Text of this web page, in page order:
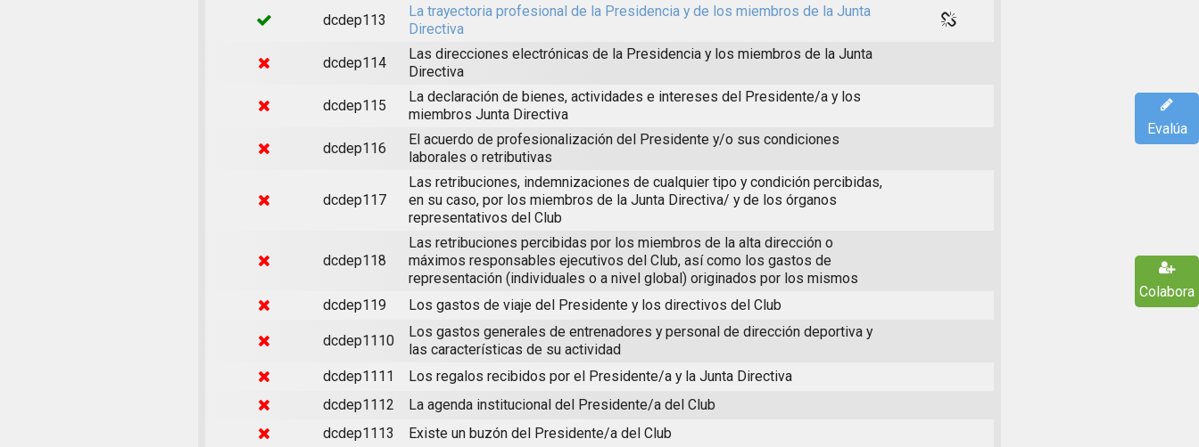
dcdep113
La trayectoria profesional de la Presidencia y de los miembros de la Junta
Directiva
dcdep114
Las direcciones electrónicas de la Presidencia y los miembros de la Junta
Directiva
dcdep115
La declaración de bienes, actividades e intereses del Presidente/a y los
miembros Junta Directiva
dcdep116
El acuerdo de profesionalización del Presidente y/o sus condiciones
laborales o retributivas
dcdep117
Las retribuciones, indemnizaciones de cualquier tipo y condición percibidas,
en su caso, por los miembros de la Junta Directiva/ y de los órganos
representativos del Club
dcdep118
Las retribuciones percibidas por los miembros de la alta dirección o
máximos responsables ejecutivos del Club, así como los gastos de
representación (individuales o a nivel global) originados por los mismos
dcdep119
Los gastos de viaje del Presidente y los directivos del Club
dcdep1110
Los gastos generales de entrenadores y personal de dirección deportiva y
las características de su actividad
dcdep1111
Los regalos recibidos por el Presidente/a y la Junta Directiva
dcdep1112
La agenda institucional del Presidente/a del Club
dcdep1113
Existe un buzón del Presidente/a del Club
Evalúa
Colabora